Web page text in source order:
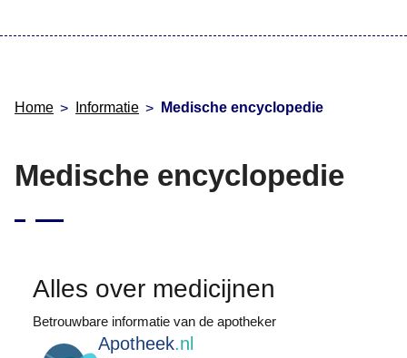
Home Informatie Medische encyclopedie
Medische encyclopedie
Alles over medicijnen
Betrouwbare informatie van de apotheker
Apotheek.nl